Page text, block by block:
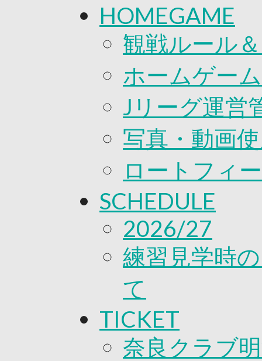
HOMEGAME
観戦ルール
ホームゲー
Jリーグ運営
写真・動画
ロートフィ
SCHEDULE
2026/27
練習見学時
て
TICKET
奈良クラブ